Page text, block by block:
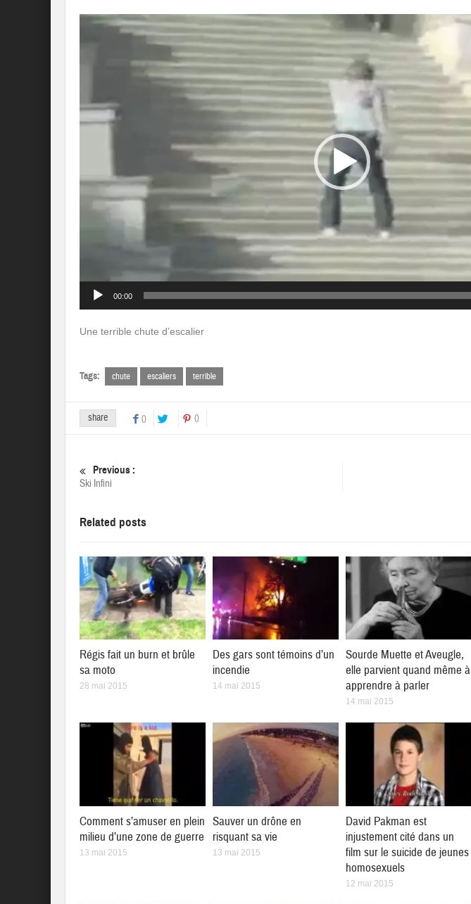
Lecteur
00:00
Une terrible chute d’escalier
Tags: chute escaliers terrible
share 0 0
Previous :
Ski Infini
Related posts
Régis fait un burn et brûle
sa moto
28 mai 2015
Des gars sont témoins d’un
incendie
14 mai 2015
Sourde Muette et Aveugle,
elle parvient quand même à
apprendre à parler
14 mai 2015
Comment s’amuser en plein
milieu d’une zone de guerre
13 mai 2015
Sauver un drône en
risquant sa vie
13 mai 2015
David Pakman est
injustement cité dans un
film sur le suicide de jeunes
homosexuels
12 mai 2015